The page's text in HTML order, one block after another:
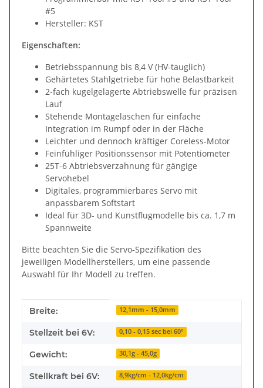
#5
Hersteller: KST
Eigenschaften:
Betriebsspannung bis 8,4 V (HV-tauglich)
Gehärtetes Stahlgetriebe für hohe Belastbarkeit
2-fach kugelgelagerte Abtriebswelle für präzisen
Lauf
Stehende Montagelaschen für einfache
Integration im Rumpf oder in der Fläche
Leichter und dennoch kräftiger Coreless-Motor
Feinfühliger Positionssensor mit Potentiometer
25T-6 Abtriebsverzahnung für gängige
Servohebel
Digitales, programmierbares Servo mit
anpassbarem Softstart
Ideal für 3D- und Kunstflugmodelle bis ca. 1,7 m
Spannweite
Bitte beachten Sie die Servo-Spezifikation des
jeweiligen Modellherstellers, um eine passende
Auswahl für Ihr Modell zu treffen.
Produkteigenschaft
Wert
Breite: 12,1mm - 15,0mm
Stellzeit bei 6V: 0,10 - 0,15 sec bei 60°
Gewicht: 30,1g - 45,0g
Stellkraft bei 6V: 8,9kg/cm - 12,0kg/cm